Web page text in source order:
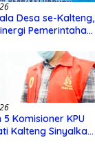
Desa se-Kalteng,
Pemerintahan
Desa
5 Komisioner KPU
Kalteng Sinyalkan